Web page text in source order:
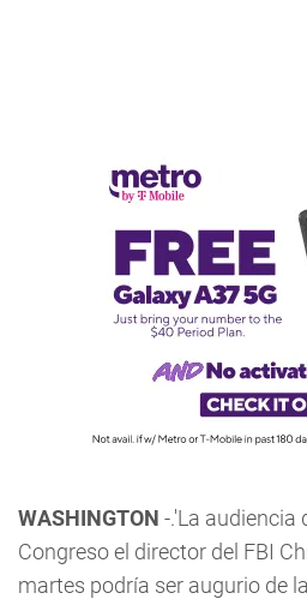
WASHINGTON -.'La audiencia
Congreso el director del FBI
martes podría ser augurio de